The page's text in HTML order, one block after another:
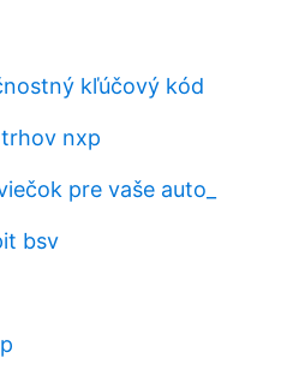
kľúčový kód
nxp
pre vaše auto_
bsv